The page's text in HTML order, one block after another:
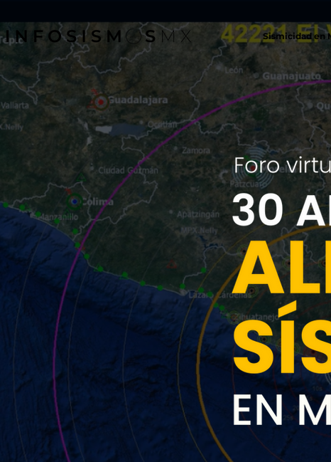
Sismicidad en